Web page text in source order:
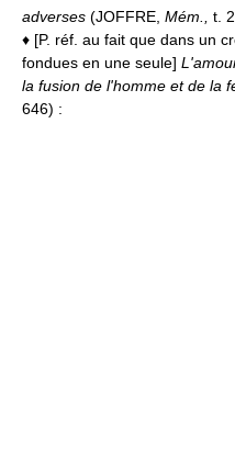
adverses (JOFFRE, Mém., t.
♦ [P. réf. au fait que dans un
fondues en une seule]
la fusion de l'homme et de la
646) :